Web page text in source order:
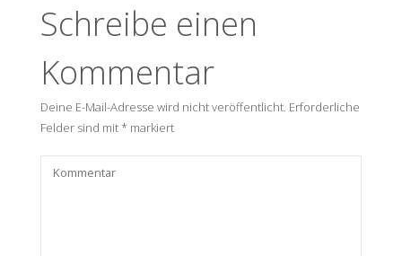
Schreibe einen
Kommentar
Deine E-Mail-Adresse wird nicht veröffentlicht. Erforderliche
Felder sind mit*markiert